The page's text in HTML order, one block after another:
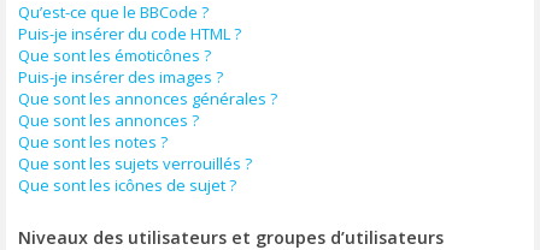
Qu’est-ce que le BBCode ?
Puis-je insérer du code HTML ?
Que sont les émoticônes ?
Puis-je insérer des images ?
Que sont les annonces générales ?
Que sont les annonces ?
Que sont les notes ?
Que sont les sujets verrouillés ?
Que sont les icônes de sujet ?
Niveaux des utilisateurs et groupes d’utilisateurs